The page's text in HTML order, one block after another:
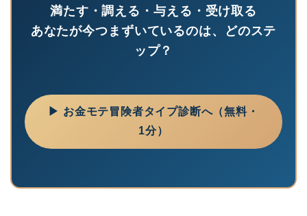
満たす・調える・与える・受け取る
あなたが今つまずいているのは、どのステ
ップ？
▶ お金モテ冒険者タイプ診断へ（無料・
1分）